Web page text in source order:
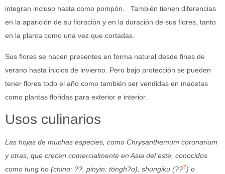
integran incluso hasta como pompón. También tienen diferencias
en la aparición de su floración y en la duración de sus flores, tanto
en la planta como una vez que cortadas.
Sus flores se hacen presentes en forma natural desde fines de
verano hasta inicios de invierno. Pero bajo protección se pueden
tener flores todo el año como también ser vendidas en macetas
como plantas floridas para exterior e interior.
Usos culinarios
Las hojas de muchas especies, como Chrysanthemum coronarium
y otras, que crecen comercialmente en Asia del este, conocidos
como tung ho (chino: ??, pinyin: tóngh?o), shungiku (???) o